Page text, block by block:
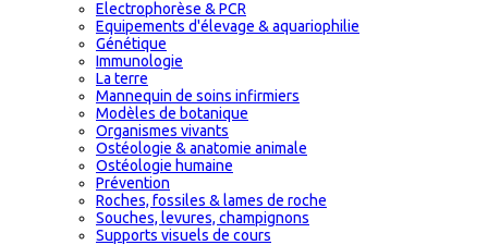
Electrophorèse & PCR
Equipements d'élevage & aquariophilie
Génétique
Immunologie
La terre
Mannequin de soins infirmiers
Modèles de botanique
Organismes vivants
Ostéologie & anatomie animale
Ostéologie humaine
Prévention
Roches, fossiles & lames de roche
Souches, levures, champignons
Supports visuels de cours